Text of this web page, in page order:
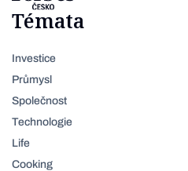
Témata
Investice
Průmysl
Společnost
Technologie
Life
Cooking